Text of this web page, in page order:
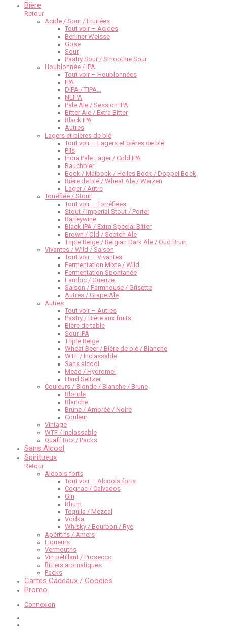
Bière
Retour
Acide / Sour / Fruitées
Tout voir – Acides
Berliner Weisse
Gose
Sour
Pastry Sour / Smoothie Sour
Houblonnée / IPA
Tout voir – Houblonnées
IPA
DIPA / TIPA…
NEIPA
Pale Ale / Session IPA
Bitter Ale / Extra Bitter
Black IPA
Autres
Lagers et bières de blé
Tout voir – Lagers et bières de blé
Pils
India Pale Lager / Cold IPA
Rauchbier
Bock / Maibock / Helles Bock / Doppel Bock
Bière de blé / Wheat Ale / Weizen
Lager / Autre
Torréfiée / Stout
Tout voir – Torréfiées
Stout / Imperial Stout / Porter
Barleywine
Black IPA / Extra Special Bitter
Brown / Old / Scotch Ale
Triple Belge / Belgian Dark Ale / Oud Bruin
Vivantes / Wild / Saison
Tout voir – Vivantes
Fermentation Mixte / Wild
Fermentation Spontanée
Lambic / Gueuze
Saison / Farmhouse / Grisette
Autres / Grape Ale
Autres
Tout voir – Autres
Pastry / Bière aux fruits
Bière de table
Sour IPA
Triple Belge
Wheat Beer / Bière de blé / Blanche
WTF / Inclassable
Sans alcool
Mead / Hydromel
Hard Seltzer
Couleurs / Blonde / Blanche / Brune
Blonde
Blanche
Brune / Ambrée / Noire
Couleur
Vintage
WTF / Inclassable
Quaff Box / Packs
Sans Alcool
Spiritueux
Retour
Alcools forts
Tout voir – Alcools forts
Cognac / Calvados
Gin
Rhum
Tequila / Mezcal
Vodka
Whisky / Bourbon / Rye
Apéritifs / Amers
Liqueurs
Vermouths
Vin pétillant / Prosecco
Bitters aromatiques
Packs
Cartes Cadeaux / Goodies
Promo
Connexion